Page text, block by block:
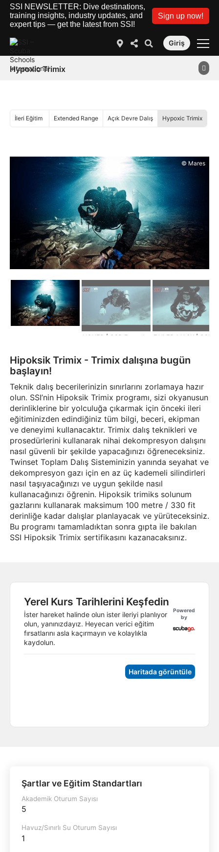
SSI NEWSLETTER: Dive destinations,
training insights, industry updates, and
expert tips — get the latest from SSI!
Sign up now!
Giriş
Hypoxic Trimix
İleri Eğitim Extended Range Açık Devre Dalış Hypoxic Trimix
© Mares
Hipoksik Trimix - Trimix dalışına bugün
başlayın!
Teknik dalış becerilerinizin sınırlarını zorlamaya hazır
olun. SSI’nin Hipoksik Trimix programı, sizi okyanusun
derinliklerine bir yolculuğa çıkarmak için önceki ileri
eğitiminizden edindiğiniz tüm bilgi, beceri, ekipman
ve deneyimi kullanacaktır. Trimix dalış teknikleri ve
prosedürlerini kullanarak nihai dekompresyon dalışını
nasıl güvenli bir şekilde yapacağınızı öğreneceksiniz.
Twinset Toplam Dalış Sisteminizin yanında seyahat ve
dekompresyon gazı için en az üç kademeli silindirleri
nasıl taşıyacağınızı ve uygun şekilde nasıl
kullanacağınızı öğrenin. Hipoksik trimiks solunum
gazlarını kullanarak maksimum 100 metre / 330 fit
derinliğe kadar dalışlar planlayacak ve yürüteceksiniz.
Bu programı tamamladıktan sonra gıpta ile bakılan
SSI Hipoksik Trimix sertifikasını kazanacaksınız.
Yerel Kurs Tarihlerini Keşfedin
İster hareket halinde olun ister ileriyi planlıyor
olun, yanınızdayız. Heyecan verici eğitim
fırsatlarını asla kaçırmayın ve kolaylıkla
kaydolun.
Powered
by
Haritada görüntüle
Şartlar ve Eğitim Standartları
Akademik Oturum Sayısı
5
Havuz/Sınırlı Su Oturum Sayısı
1